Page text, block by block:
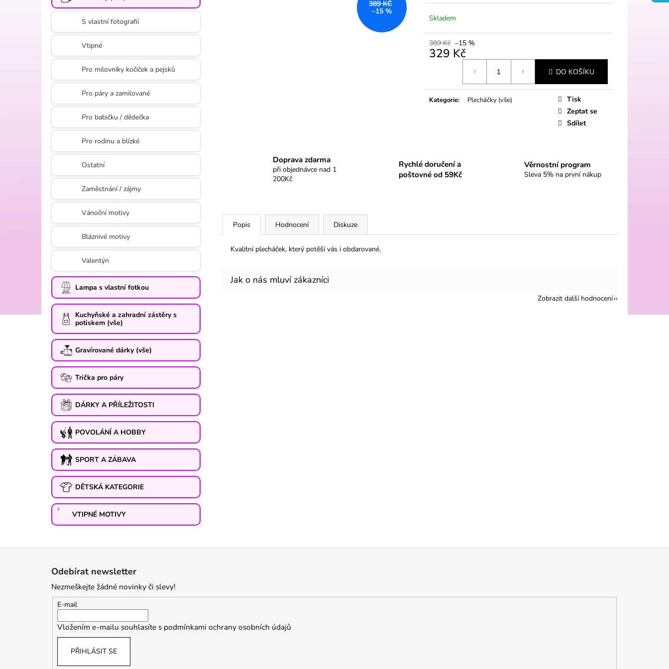
S vlastní fotografií
Vtipné
Pro milovníky kočiček a pejsků
Pro páry a zamilované
Pro babičku / dědečka
Pro rodinu a blízké
Ostatní
Zaměstnání / zájmy
Vánoční motivy
Bláznivé motivy
Valentýn
Lampa s vlastní fotkou
Kuchyňské a zahradní zástěry s
potiskem (vše)
Gravírované dárky (vše)
Trička pro páry
DÁRKY A PŘÍLEŽITOSTI
POVOLÁNÍ A HOBBY
SPORT A ZÁBAVA
DĚTSKÁ KATEGORIE
VTIPNÉ MOTIVY
Skladem
389 Kč –15 %
329 Kč
DO KOŠÍKU
Kategorie: Plecháčky (vše)
Tisk
Zeptat se
Sdílet
389 KČ
–15 %
Doprava zdarma
při objednávce nad 1
200Kč
Rychlé doručení a
poštovné od 59Kč
Věrnostní program
Sleva 5% na první nákup
Popis Hodnocení Diskuze
Kvalitní plecháček, který potěší vás i obdarované.
Zobrazit další hodnocení
Odebírat newsletter
Nezmeškejte žádné novinky či slevy!
E-mail
Vložením e-mailu souhlasíte s podmínkami ochrany osobních údajů
PŘIHLÁSIT SE